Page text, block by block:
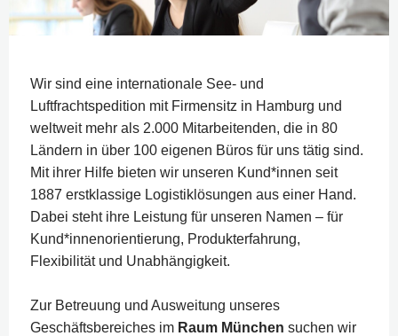
Wir sind eine internationale See- und
Luftfrachtspedition mit Firmensitz in Hamburg und
weltweit mehr als 2.000 Mitarbeitenden, die in 80
Ländern in über 100 eigenen Büros für uns tätig sind.
Mit ihrer Hilfe bieten wir unseren Kund*innen seit
1887 erstklassige Logistiklösungen aus einer Hand.
Dabei steht ihre Leistung für unseren Namen – für
Kund*innenorientierung, Produkterfahrung,
Flexibilität und Unabhängigkeit.
Zur Betreuung und Ausweitung unseres
Geschäftsbereiches im Raum München suchen wir